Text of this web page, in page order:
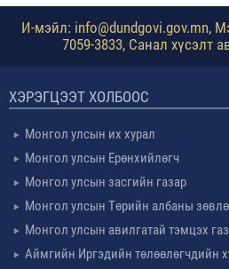
И-мэйл: info@dundgovi.gov.mn,
7059-3833, Санал хүсэлт
ХЭРЭГЦЭЭТ ХОЛБООС
Монгол улсын их хурал
Монгол улсын Ерөнхийлөгч
Монгол улсын засгийн газар
Монгол улсын Төрийн албаны
Монгол улсын авилгатай тэмцэх
Аймгийн Иргэдийн төлөөлөгчдийн